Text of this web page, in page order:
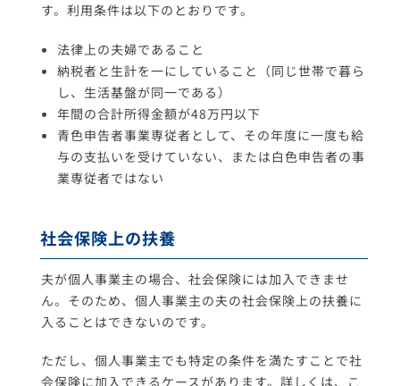
す。利用条件は以下のとおりです。
法律上の夫婦であること
納税者と生計を一にしていること（同じ世帯で暮ら
し、生活基盤が同一である）
年間の合計所得金額が48万円以下
青色申告者事業専従者として、その年度に一度も給
与の支払いを受けていない、または白色申告者の事
業専従者ではない
社会保険上の扶養
夫が個人事業主の場合、社会保険には加入できませ
ん。そのため、個人事業主の夫の社会保険上の扶養に
入ることはできないのです。
ただし、個人事業主でも特定の条件を満たすことで社
会保険に加入できるケースがあります。詳しくは、こ